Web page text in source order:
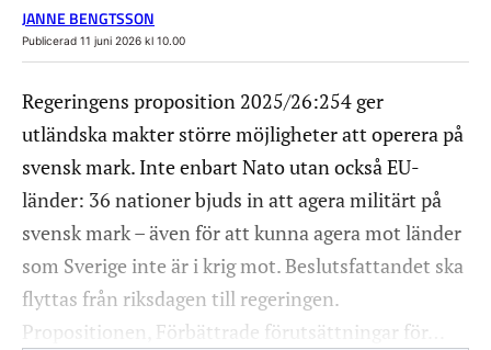
JANNE BENGTSSON
Publicerad 11 juni 2026 kl 10.00
Regeringens proposition 2025/26:254 ger
utländska makter större möjligheter att operera på
svensk mark. Inte enbart Nato utan också EU-
länder: 36 nationer bjuds in att agera militärt på
svensk mark – även för att kunna agera mot länder
som Sverige inte är i krig mot. Beslutsfattandet ska
flyttas från riksdagen till regeringen.
Propositionen, Förbättrade förutsättningar för…